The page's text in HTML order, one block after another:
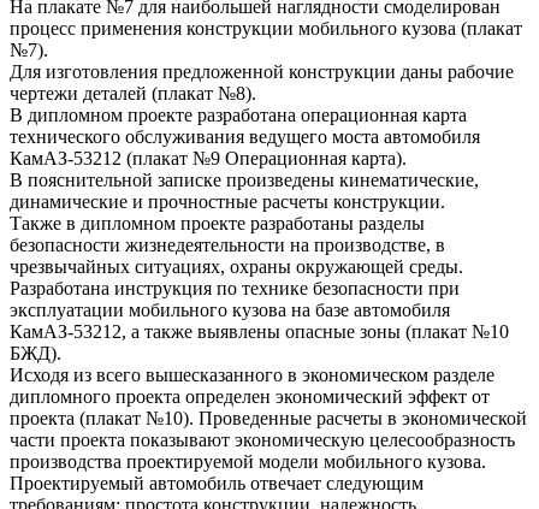
На плакате №7 для наибольшей наглядности смоделирован
процесс применения конструкции мобильного кузова (плакат
№7).
Для изготовления предложенной конструкции даны рабочие
чертежи деталей (плакат №8).
В дипломном проекте разработана операционная карта
технического обслуживания ведущего моста автомобиля
КамАЗ-53212 (плакат №9 Операционная карта).
В пояснительной записке произведены кинематические,
динамические и прочностные расчеты конструкции.
Также в дипломном проекте разработаны разделы
безопасности жизнедеятельности на производстве, в
чрезвычайных ситуациях, охраны окружающей среды.
Разработана инструкция по технике безопасности при
эксплуатации мобильного кузова на базе автомобиля
КамАЗ-53212, а также выявлены опасные зоны (плакат №10
БЖД).
Исходя из всего вышесказанного в экономическом разделе
дипломного проекта определен экономический эффект от
проекта (плакат №10). Проведенные расчеты в экономической
части проекта показывают экономическую целесообразность
производства проектируемой модели мобильного кузова.
Проектируемый автомобиль отвечает следующим